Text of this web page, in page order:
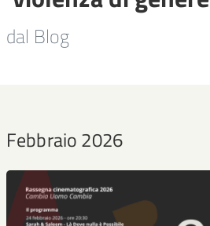
dal Blog
Febbraio 2026